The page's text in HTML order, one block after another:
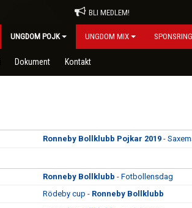
BLI MEDLEM!
UNGDOM POJK UNGDOM MIX SPONSRING
Dokument Kontakt
Ronneby Bollklubb Pojkar 2019 -
Ronneby Bollklubb - Fotbollensdag
Rödeby cup - Ronneby Bollklubb